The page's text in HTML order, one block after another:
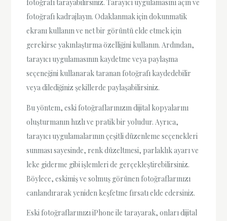
fotoğrafı tarayabilirsiniz. Tarayıcı uygulamasını açın ve
fotoğrafı kadrajlayın. Odaklanmak için dokunmatik
ekranı kullanın ve net bir görüntü elde etmek için
gerekirse yakınlaştırma özelliğini kullanın. Ardından,
tarayıcı uygulamasının kaydetme veya paylaşma
seçeneğini kullanarak taranan fotoğrafı kaydedebilir
veya dilediğiniz şekillerde paylaşabilirsiniz.
Bu yöntem, eski fotoğraflarınızın dijital kopyalarını
oluşturmanın hızlı ve pratik bir yoludur. Ayrıca,
tarayıcı uygulamalarının çeşitli düzenleme seçenekleri
sunması sayesinde, renk düzeltmesi, parlaklık ayarı ve
leke giderme gibi işlemleri de gerçekleştirebilirsiniz.
Böylece, eskimiş ve solmuş görünen fotoğraflarınızı
canlandırarak yeniden keşfetme fırsatı elde edersiniz.
Eski fotoğraflarınızı iPhone ile tarayarak, onları dijital